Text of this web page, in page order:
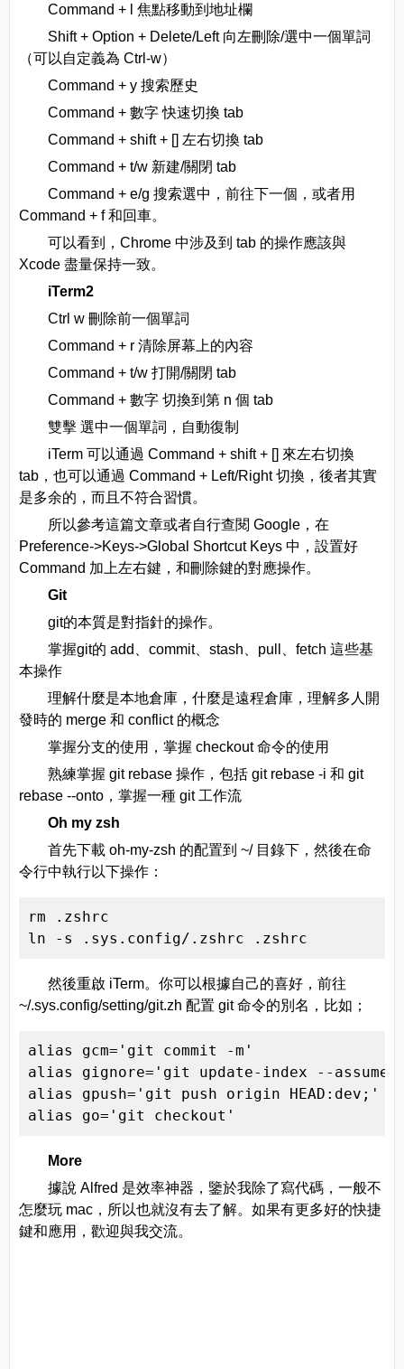
Command + l 焦點移動到地址欄
Shift + Option + Delete/Left 向左刪除/選中一個單詞
（可以自定義為 Ctrl-w）
Command + y 搜索歷史
Command + 數字 快速切換 tab
Command + shift + [] 左右切換 tab
Command + t/w 新建/關閉 tab
Command + e/g 搜索選中，前往下一個，或者用
Command + f 和回車。
可以看到，Chrome 中涉及到 tab 的操作應該與
Xcode 盡量保持一致。
iTerm2
Ctrl w 刪除前一個單詞
Command + r 清除屏幕上的內容
Command + t/w 打開/關閉 tab
Command + 數字 切換到第 n 個 tab
雙擊 選中一個單詞，自動復制
iTerm 可以通過 Command + shift + [] 來左右切換
tab，也可以通過 Command + Left/Right 切換，後者其實
是多余的，而且不符合習慣。
所以參考這篇文章或者自行查閱 Google，在
Preference->Keys->Global Shortcut Keys 中，設置好
Command 加上左右鍵，和刪除鍵的對應操作。
Git
git的本質是對指針的操作。
掌握git的 add、commit、stash、pull、fetch 這些基
本操作
理解什麼是本地倉庫，什麼是遠程倉庫，理解多人開
發時的 merge 和 conflict 的概念
掌握分支的使用，掌握 checkout 命令的使用
熟練掌握 git rebase 操作，包括 git rebase -i 和 git
rebase --onto，掌握一種 git 工作流
Oh my zsh
首先下載 oh-my-zsh 的配置到 ~/ 目錄下，然後在命
令行中執行以下操作：
rm .zshrc
ln -s .sys.config/.zshrc .zshrc
然後重啟 iTerm。你可以根據自己的喜好，前往
~/.sys.config/setting/git.zh 配置 git 命令的別名，比如；
alias gcm='git commit -m'
alias gignore='git update-index --assume-
alias gpush='git push origin HEAD:dev;'
alias go='git checkout'
More
據說 Alfred 是效率神器，鑒於我除了寫代碼，一般不
怎麼玩 mac，所以也就沒有去了解。如果有更多好的快捷
鍵和應用，歡迎與我交流。